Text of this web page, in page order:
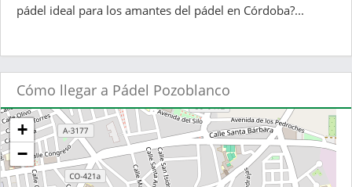
pádel ideal para los amantes del pádel en Córdoba?...
Cómo llegar a Pádel Pozoblanco
+
−